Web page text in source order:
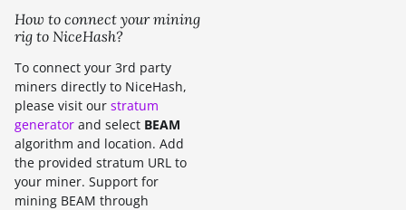
How to connect your mining
rig to NiceHash?
To connect your 3rd party
miners directly to NiceHash,
please visit our stratum
generator and select BEAM
algorithm and location. Add
the provided stratum URL to
your miner. Support for
mining BEAM through